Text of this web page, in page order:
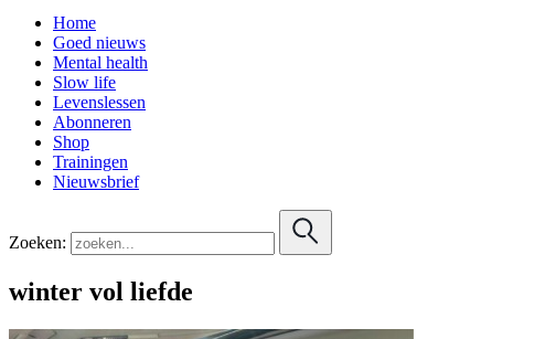
Home
Goed nieuws
Mental health
Slow life
Levenslessen
Abonneren
Shop
Trainingen
Nieuwsbrief
Zoeken:
winter vol liefde